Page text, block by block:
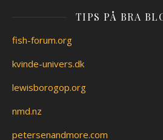
TIPS PÅ BRA
fish-forum.org
kvinde-univers.dk
lewisborogop.org
nmd.nz
petersenandmore.com